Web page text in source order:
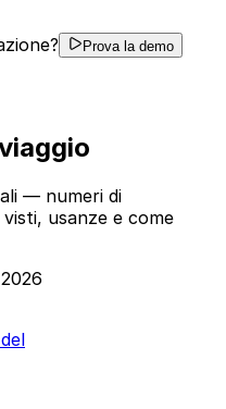
Prova la demo
— numeri di
usanze e come